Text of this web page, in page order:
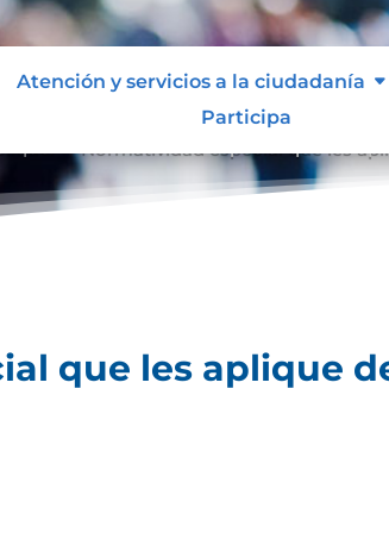
Atención y servicios a la ciudadanía
Participa
que les aplique